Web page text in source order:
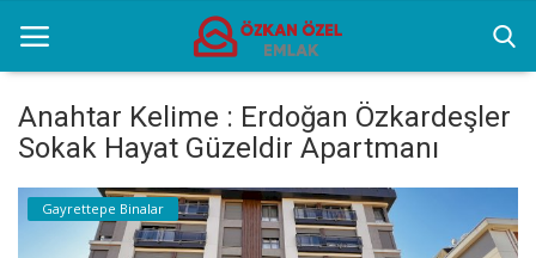
Gayrettepe Binalar
Anahtar Kelime : Erdoğan Özkardeşler
Sokak Hayat Güzeldir Apartmanı
Gayrettepe Binalar